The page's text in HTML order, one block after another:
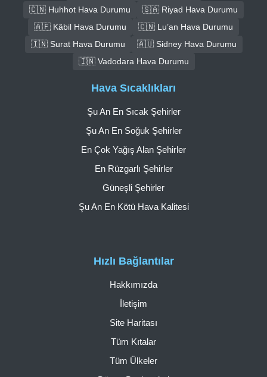
🇨🇳 Huhhot Hava Durumu
🇸🇦 Riyad Hava Durumu
🇦🇫 Kâbil Hava Durumu
🇨🇳 Lu’an Hava Durumu
🇮🇳 Surat Hava Durumu
🇦🇺 Sidney Hava Durumu
🇮🇳 Vadodara Hava Durumu
Hızlı Bağlantılar
Hakkımızda
İletişim
Site Haritası
Tüm Kıtalar
Tüm Ülkeler
Hava Sıcaklıkları
Şu An En Sıcak Şehirler
Şu An En Soğuk Şehirler
En Çok Yağış Alan Şehirler
En Rüzgarlı Şehirler
Güneşli Şehirler
Şu An En Kötü Hava Kalitesi